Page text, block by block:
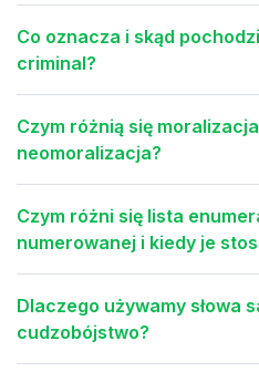
Co oznacza i skąd
criminal?
Czym różnią się
neomoralizacja?
Czym różni się lista
numerowanej i kiedy je
Dlaczego używamy słowa
cudzobójstwo?